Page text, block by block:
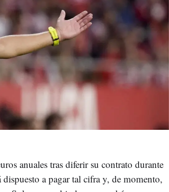
anuales tras diferir su contrato durante
a pagar tal cifra y, de momento,